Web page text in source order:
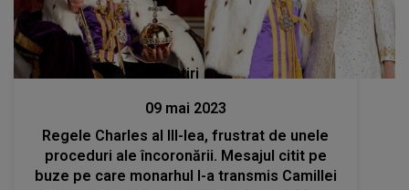
Stiri
09 mai 2023
Regele Charles al III-lea, frustrat de unele
proceduri ale încoronării. Mesajul citit pe
buze pe care monarhul l-a transmis Camillei